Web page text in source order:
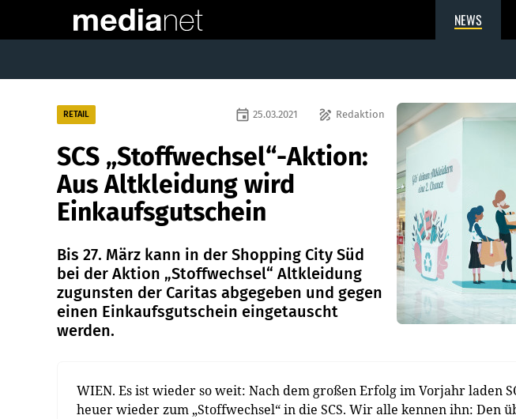
NEWS
RETAIL draw Redaktion
event 25.03.2021
SCS „Stoffwechsel“-Aktion:
Aus Altkleidung wird
Einkaufsgutschein
Bis 27. März kann in der Shopping City Süd
bei der Aktion „Stoffwechsel“ Altkleidung
zugunsten der Caritas abgegeben und gegen
einen Einkaufsgutschein eingetauscht
werden.
WIEN. Es ist wieder so weit: Nach dem großen Erfolg im Vorjahr laden
heuer wieder zum „Stoffwechsel“ in die SCS. Wir alle kennen ihn: Den